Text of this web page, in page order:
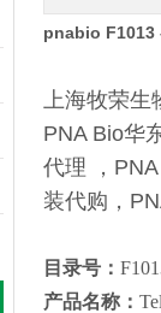
pnabio F1013
上海牧荣生
PNA Bio华
代理 ，
装代购，
目录号：
产品名称：